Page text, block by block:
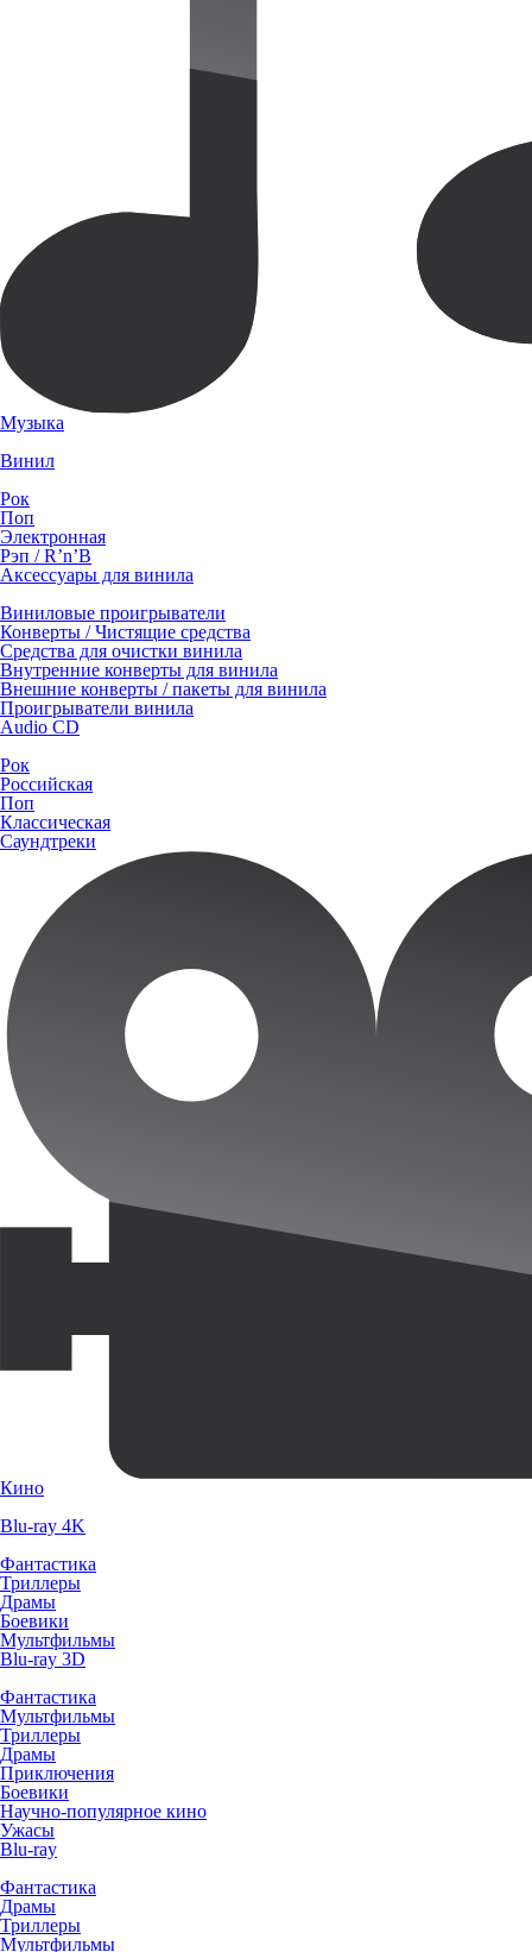
Музыка
Винил
Рок
Поп
Электронная
Рэп / R’n’B
Аксессуары для винила
Виниловые проигрыватели
Конверты / Чистящие средства
Средства для очистки винила
Внутренние конверты для винила
Внешние конверты / пакеты для винила
Проигрыватели винила
Audio CD
Рок
Российская
Поп
Классическая
Саундтреки
Кино
Blu-ray 4K
Фантастика
Триллеры
Драмы
Боевики
Мультфильмы
Blu-ray 3D
Фантастика
Мультфильмы
Триллеры
Драмы
Приключения
Боевики
Научно-популярное кино
Ужасы
Blu-ray
Фантастика
Драмы
Триллеры
Мультфильмы